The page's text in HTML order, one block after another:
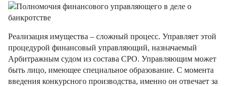
Реализация имущества – сложный процесс. Управляет этой
процедурой финансовый управляющий, назначаемый
Арбитражным судом из состава СРО. Управляющим может
быть лицо, имеющее специальное образование. С момента
введения конкурсного производства, именно он отвечает за